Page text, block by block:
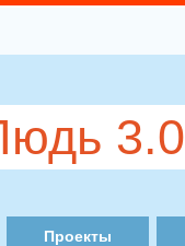
3.0
Проекты